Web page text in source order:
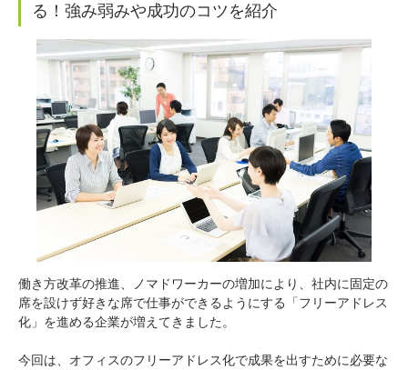
る！強み弱みや成功のコツを紹介
働き方改革の推進、ノマドワーカーの増加により、社内に固定の
席を設けず好きな席で仕事ができるようにする「フリーアドレス
化」を進める企業が増えてきました。
今回は、オフィスのフリーアドレス化で成果を出すために必要な